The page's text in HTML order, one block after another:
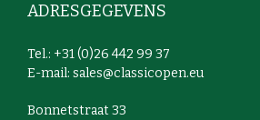
ADRESGEGEVENS
Tel.: +31 (0)26 442 99 37
E-mail: sales@classicopen.eu
Bonnetstraat 33